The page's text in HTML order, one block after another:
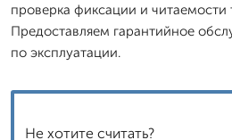
проверка фиксации и читаемости
Предоставляем гарантийное
по эксплуатации.
Не хотите считать?